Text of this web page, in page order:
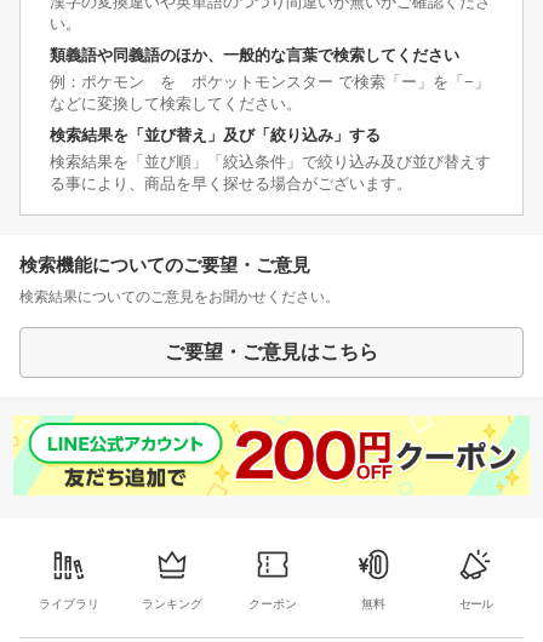
い。
類義語や同義語のほか、一般的な言葉で検索してください
例：ポケモン を ポケットモンスター で検索「ー」を「−」
などに変換して検索してください。
検索結果を「並び替え」及び「絞り込み」する
検索結果を「並び順」「絞込条件」で絞り込み及び並び替えす
る事により、商品を早く探せる場合がございます。
検索機能についてのご要望・ご意見
検索結果についてのご意見をお聞かせください。
ご要望・ご意見はこちら
ライブラリ ランキング クーポン 無料 セール